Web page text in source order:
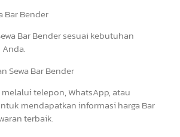
Bar Bender
Bar Bender sesuai kebutuhan
Sewa Bar Bender
telepon, WhatsApp, atau
mendapatkan informasi harga Bar
terbaik.